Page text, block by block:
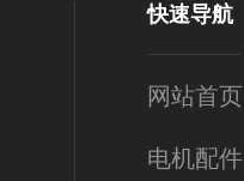
快速导航
网站首页
电机配件